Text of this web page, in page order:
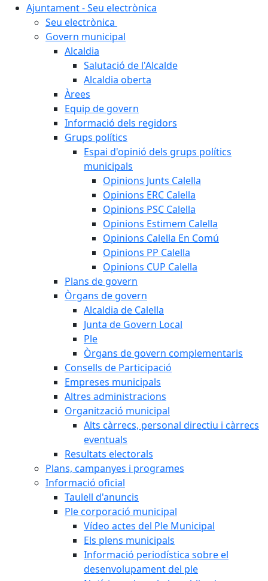
Ajuntament - Seu electrònica
Seu electrònica
Govern municipal
Alcaldia
Salutació de l'Alcalde
Alcaldia oberta
Àrees
Equip de govern
Informació dels regidors
Grups polítics
Espai d'opinió dels grups polítics
municipals
Opinions Junts Calella
Opinions ERC Calella
Opinions PSC Calella
Opinions Estimem Calella
Opinions Calella En Comú
Opinions PP Calella
Opinions CUP Calella
Plans de govern
Òrgans de govern
Alcaldia de Calella
Junta de Govern Local
Ple
Òrgans de govern complementaris
Consells de Participació
Empreses municipals
Altres administracions
Organització municipal
Alts càrrecs, personal directiu i càrrecs
eventuals
Resultats electorals
Plans, campanyes i programes
Informació oficial
Taulell d'anuncis
Ple corporació municipal
Vídeo actes del Ple Municipal
Els plens municipals
Informació periodística sobre el
desenvolupament del ple